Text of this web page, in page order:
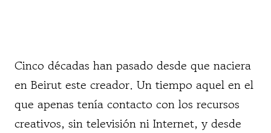
Cinco décadas han pasado desde que naciera
en Beirut este creador. Un tiempo aquel en el
que apenas tenía contacto con los recursos
creativos, sin televisión ni Internet, y desde